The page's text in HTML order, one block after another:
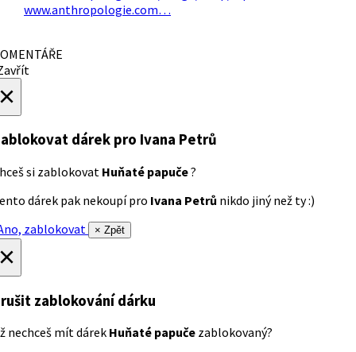
www.anthropologie.com…
dárek pro Ivana Petrů
si zablokovat Huňaté papuče?
dárek pak nekoupí pro Ivana Petrů nikdo jiný než ty :)
zablokovat
× Zpět
zablokování dárku
nechceš mít dárek Huňaté papuče zablokovaný?